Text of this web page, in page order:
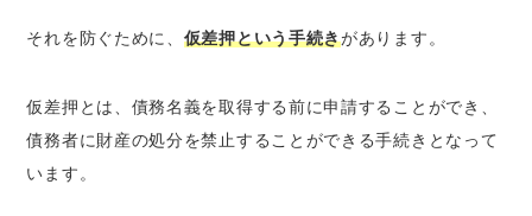
それを防ぐために、 仮差押という手続きがあります。
仮差押とは、債務名義を取得する前に申請することができ、
債務者に財産の処分を禁止することができる手続きとなって
います。